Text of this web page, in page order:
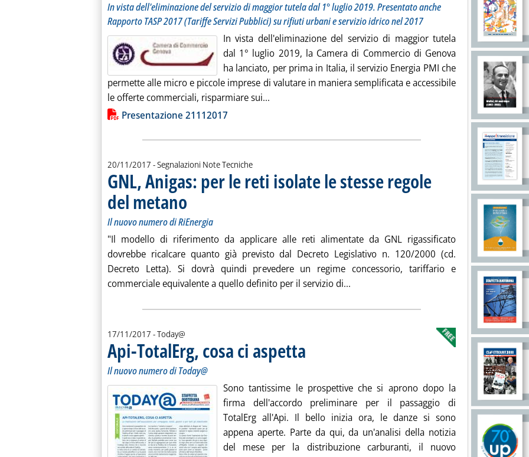
In vista dell'eliminazione del servizio di maggior tutela dal 1° luglio 2019. Presentato anche
Rapporto TASP 2017 (Tariffe Servizi Pubblici) su rifiuti urbani e servizio idrico nel 2017
In vista dell'eliminazione del servizio di maggior tutela
dal 1° luglio 2019, la Camera di Commercio di Genova
ha lanciato, per prima in Italia, il servizio Energia PMI che
permette alle micro e piccole imprese di valutare in maniera semplificata e accessibile
le offerte commerciali, risparmiare sui... Leggi tutta la notizia: 'Camera di Commercio di Genova, al
Lista allegati PDF alla notizia
Presentazione 21112017
20/11/2017 - Segnalazioni Note Tecniche
GNL, Anigas: per le reti isolate le stesse regole
del metano . Sottotitolo: Il nuovo numero di RiEnergia
. Pubblicata lunedì 20 novembre 2017 alle 16.46.
Il nuovo numero di RiEnergia
"Il modello di riferimento da applicare alle reti alimentate da GNL rigassificato
dovrebbe ricalcare quanto già previsto dal Decreto Legislativo n. 120/2000 (cd.
Decreto Letta). Si dovrà quindi prevedere un regime concessorio, tariffario e
commerciale equivalente a quello definito per il servizio di... Leggi tutta la notizia: 'GNL, Anigas: per
17/11/2017 - Today@
Api-TotalErg, cosa ci aspetta . Pubblicata venerdì 17 novembre 2017 alle 11.20.
Il nuovo numero di Today@
Sono tantissime le prospettive che si aprono dopo la
firma dell'accordo preliminare per il passaggio di
TotalErg all'Api. Il bello inizia ora, le danze si sono
appena aperte. Parte da qui, da un'analisi della notizia
del mese per la distribuzione carburanti, il nuovo